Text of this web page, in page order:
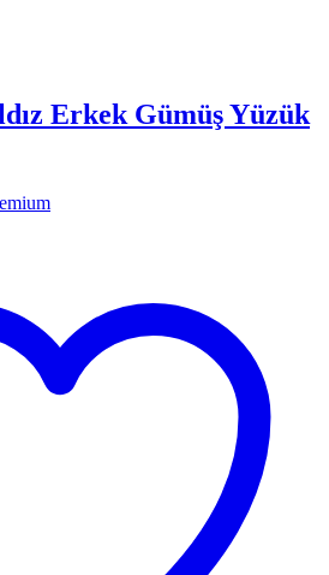
Erkek Gümüş Yüzük